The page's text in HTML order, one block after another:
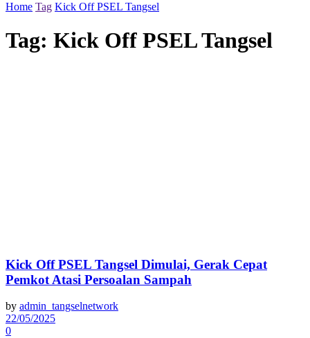
Home Tag Kick Off PSEL Tangsel
Tag: Kick Off PSEL Tangsel
Kick Off PSEL Tangsel Dimulai, Gerak Cepat
Pemkot Atasi Persoalan Sampah
by admin_tangselnetwork
22/05/2025
0